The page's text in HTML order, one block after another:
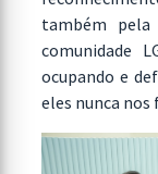
também
comunidade
ocupando e
eles nunca nos